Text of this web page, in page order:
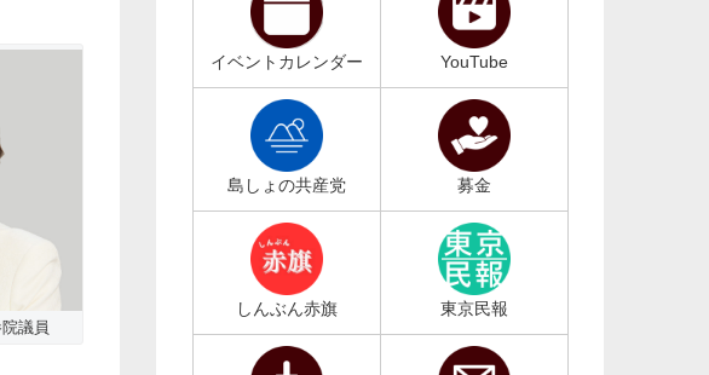
議員
イベントカレンダー YouTube
島しょの共産党 募金
しんぶん赤旗 東京民報